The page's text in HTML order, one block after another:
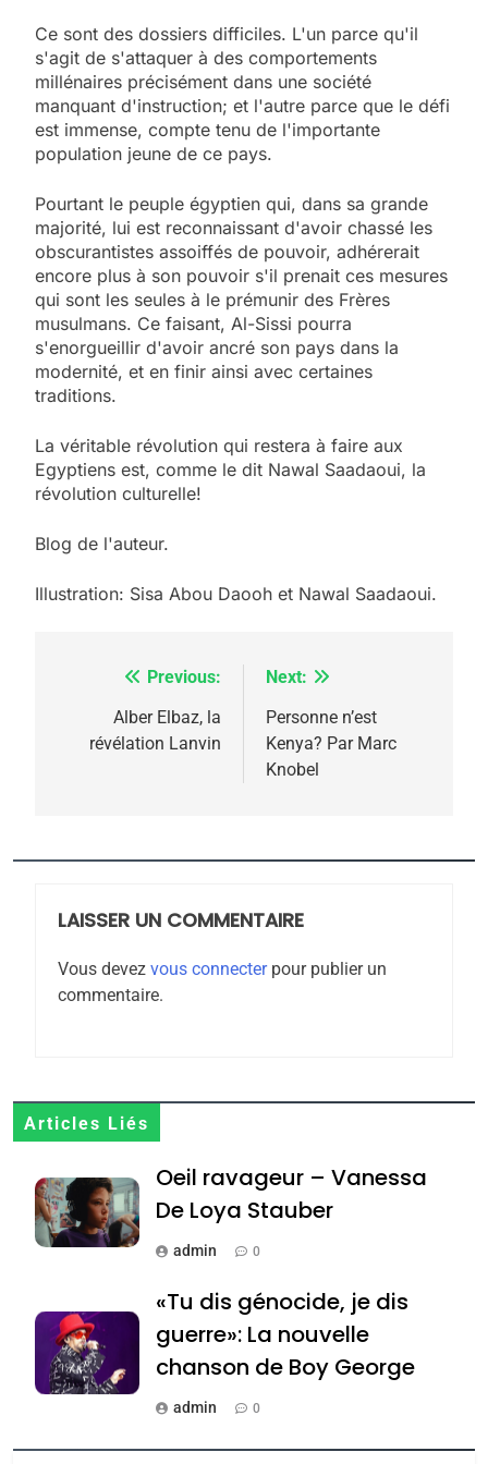
Ce sont des dossiers difficiles. L'un parce qu'il
s'agit de s'attaquer à des comportements
millénaires précisément dans une société
manquant d'instruction; et l'autre parce que le défi
est immense, compte tenu de l'importante
population jeune de ce pays.
Pourtant le peuple égyptien qui, dans sa grande
majorité, lui est reconnaissant d'avoir chassé les
obscurantistes assoiffés de pouvoir, adhérerait
encore plus à son pouvoir s'il prenait ces mesures
qui sont les seules à le prémunir des Frères
musulmans. Ce faisant, Al-Sissi pourra
s'enorgueillir d'avoir ancré son pays dans la
modernité, et en finir ainsi avec certaines
traditions.
La véritable révolution qui restera à faire aux
Egyptiens est, comme le dit Nawal Saadaoui, la
révolution culturelle!
Blog de l'auteur.
Illustration: Sisa Abou Daooh et Nawal Saadaoui.
NavigationPrevious:
Alber Elbaz, la
révélation Lanvin
Next:
Personne n’est
Kenya? Par Marc
Knobel
LAISSER UN COMMENTAIRE
Vous devez vous connecterpour publier un
commentaire.
Articles Liés
Oeil ravageur – Vanessa
De Loya Stauber
admin 0
«Tu dis génocide, je dis
guerre»: La nouvelle
chanson de Boy George
admin 0
l’antisémitisme
FIÈRE, DIGNE ET RÉSILIENTE :
CE QUI NOUS MANQUE –
JUDAISME
8
Maroc : Les amandes de
Azilal consacrés produits
du terroir
DAFINA MAROC
1
De Loya Stauber